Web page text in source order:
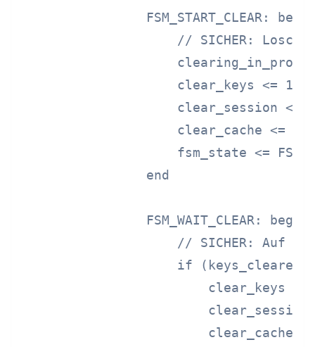
FSM_START_CLEAR:
// SICHER:
clear_keys <=
clear_session <=
clear_cache <=
fsm_state <=
                end
                FSM_WAIT_CLEAR: begin
// SICHER: Auf
if (keys_cleared
clear_keys <=
clear_session
clear_cache